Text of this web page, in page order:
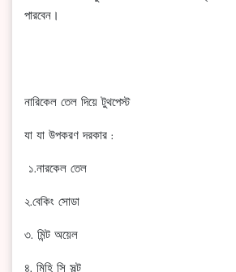
পারবেন।
নারিকেল তেল দিয়ে টুথপেস্ট
যা যা উপকরণ দরকার :
১.নারকেল তেল
২.বেকিং সোডা
৩. মিন্ট অয়েল
৪. মিহি সি সল্ট